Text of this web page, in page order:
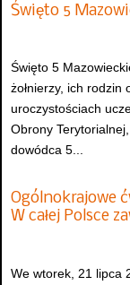
Święto 5
Święto 5
żołnierzy, ich rodzin
uroczystościach
Obrony
dowódca 5...
Ogólnokrajowe
W całej Polsce
We wtorek, 21 lipca